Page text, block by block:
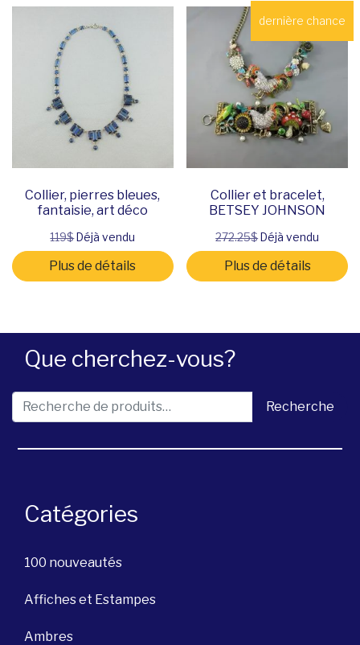
Que cherchez-vous?
Recherche pour : Recherche
Catégories
100 nouveautés
Affiches et Estampes
Ambres
Collier, pierres bleues,
fantaisie, art déco
119$Déjà vendu
Plus de détails
dernière chance
Collier et bracelet,
BETSEY JOHNSON
272.25$Déjà vendu
Plus de détails